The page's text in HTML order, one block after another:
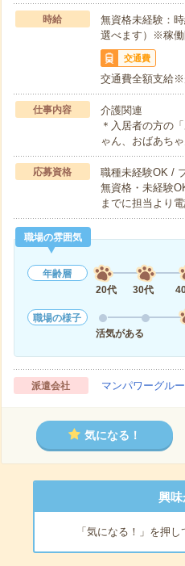
時給
無資格未経験：
選べます）※稼働
交通費
交通費全額支給
仕事内容
介護関連
＊入居者の方の
ゃん、おばあち
応募資格
職種未経験OK /
無資格・未経験
までに担当より
職場の雰囲気
年齢層
20代
30代
職場の様子
活気がある
派遣会社 マンパワーグル
気になる！
興
「気になる！」を押